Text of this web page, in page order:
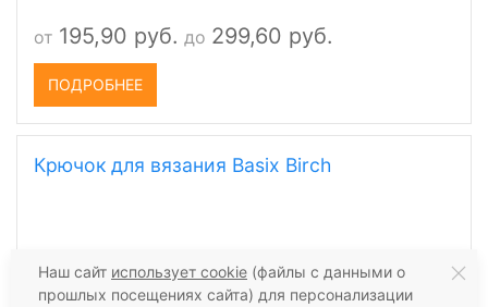
от 195,90 руб. до 299,60 руб.
ПОДРОБНЕЕ
Крючок для вязания Basix Birch
Наш сайт использует cookie (файлы с данными о
прошлых посещениях сайта) для персонализации